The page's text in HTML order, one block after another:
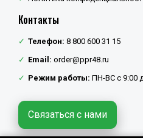
Контакты
Телефон: 8 800 600 31 15
Email: order@ppr48.ru
Режим работы: ПН-ВС с 9:00
Связаться с нами